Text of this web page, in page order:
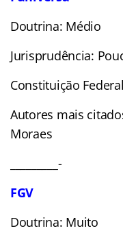
Doutrina: Médio
Jurisprudência:
Constituição
Autores mais
Moraes
_________-
FGV
Doutrina: Muito